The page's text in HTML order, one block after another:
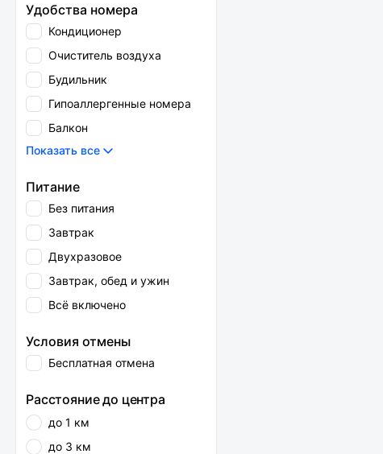
Удобства номера
Кондиционер
Очиститель воздуха
Будильник
Гипоаллергенные номера
Балкон
Показать все
Питание
Без питания
Завтрак
Двухразовое
Завтрак, обед и ужин
Всё включено
Условия отмены
Бесплатная отмена
Расстояние до центра
до 1 км
до 3 км